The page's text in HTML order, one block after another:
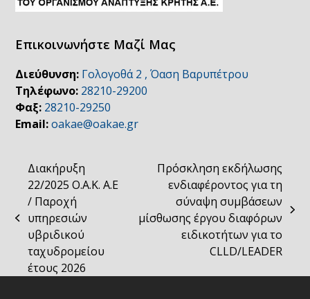
Επικοινωνήστε Μαζί Μας
Διεύθυνση: Γολογοθά 2 , Όαση Βαρυπέτρου
Τηλέφωνο: 28210-29200
Φαξ: 28210-29250
Email: oakae@oakae.gr
previous
post:
Διακήρυξη
22/2025 Ο.Α.Κ. Α.Ε
/ Παροχή
υπηρεσιών
υβριδικού
ταχυδρομείου
έτους 2026
next
Πρόσκληση εκδήλωσης
ενδιαφέροντος για τη
σύναψη συμβάσεων
μίσθωσης έργου διαφόρων
ειδικοτήτων για το
CLLD/LEADER